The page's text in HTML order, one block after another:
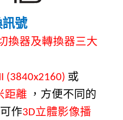
號
換器及轉換器三大
(3840x2160) 或
距離 ，方便不同的
作3D立體影像播